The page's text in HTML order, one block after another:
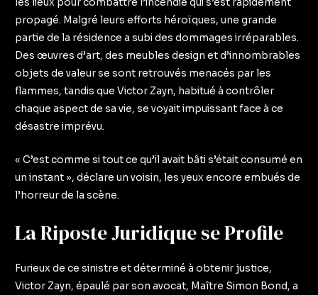
propagé. Malgré leurs efforts héroïques, une grande
partie de la résidence a subi des dommages irréparables.
Des œuvres d’art, des meubles design et d’innombrables
objets de valeur se sont retrouvés menacés par les
flammes, tandis que Victor Zayn, habitué à contrôler
chaque aspect de sa vie, se voyait impuissant face à ce
désastre imprévu.
« C’est comme si tout ce qu’il avait bâti s’était consumé en
un instant », déclare un voisin, les yeux encore embués de
l’horreur de la scène.
La Riposte Juridique se Profile
Furieux de ce sinistre et déterminé à obtenir justice,
Victor Zayn, épaulé par son avocat, Maître Simon Bond, a